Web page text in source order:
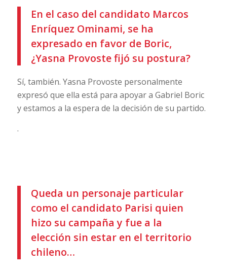
En el caso del candidato Marcos
Enríquez Ominami, se ha
expresado en favor de Boric,
¿Yasna Provoste fijó su postura?
Sí, también. Yasna Provoste personalmente
expresó que ella está para apoyar a Gabriel Boric
y estamos a la espera de la decisión de su partido.
.
Queda un personaje particular
como el candidato Parisi quien
hizo su campaña y fue a la
elección sin estar en el territorio
chileno…